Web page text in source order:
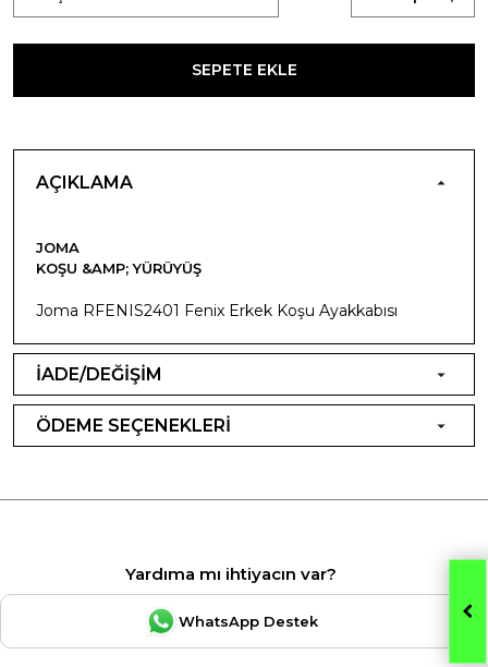
SEPETE EKLE
AÇIKLAMA
JOMA
KOŞU &AMP; YÜRÜYÜŞ
Joma RFENIS2401 Fenix Erkek Koşu Ayakkabısı
İADE/DEĞİŞİM
ÖDEME SEÇENEKLERİ
Yardıma mı ihtiyacın var?
WhatsApp Destek